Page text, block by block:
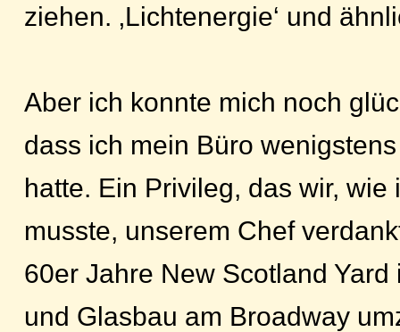
ziehen. ‚Lichtenergie‘ und
Aber ich konnte mich noch
dass ich mein Büro
hatte. Ein Privileg, das wir, wie
musste, unserem Chef
60er Jahre New Scotland
und Glasbau am Broadway